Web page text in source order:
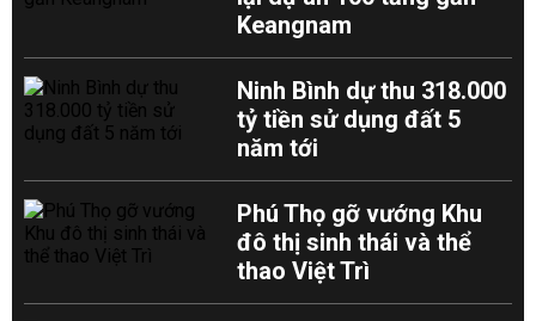
Keangnam
Ninh Bình dự thu 318.000
tỷ tiền sử dụng đất 5
năm tới
Phú Thọ gỡ vướng Khu
đô thị sinh thái và thể
thao Việt Trì